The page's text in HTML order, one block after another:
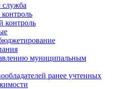
контроль
муниципальным
ранее учтенных